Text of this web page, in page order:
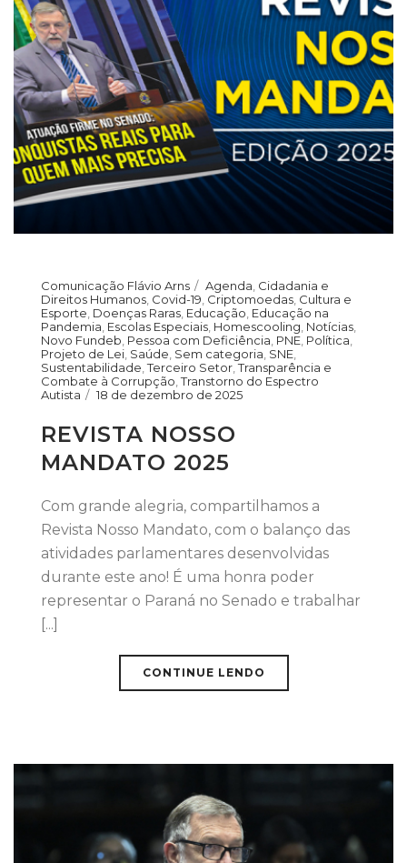
Comunicação Flávio Arns Agenda, Cidadania e
Direitos Humanos, Covid-19, Criptomoedas, Cultura e
Esporte, Doenças Raras, Educação, Educação na
Pandemia, Escolas Especiais, Homescooling, Notícias,
Novo Fundeb, Pessoa com Deficiência, PNE, Política,
Projeto de Lei, Saúde, Sem categoria, SNE,
Sustentabilidade,Terceiro Setor,Transparência e
Combate à Corrupção,Transtorno do Espectro
Autista
18 de dezembro de 2025
REVISTA NOSSO
MANDATO 2025
Com grande alegria, compartilhamos a
Revista Nosso Mandato, com o balanço das
atividades parlamentares desenvolvidas
durante este ano! É uma honra poder
representar o Paraná no Senado e trabalhar
[...]
CONTINUE LENDO